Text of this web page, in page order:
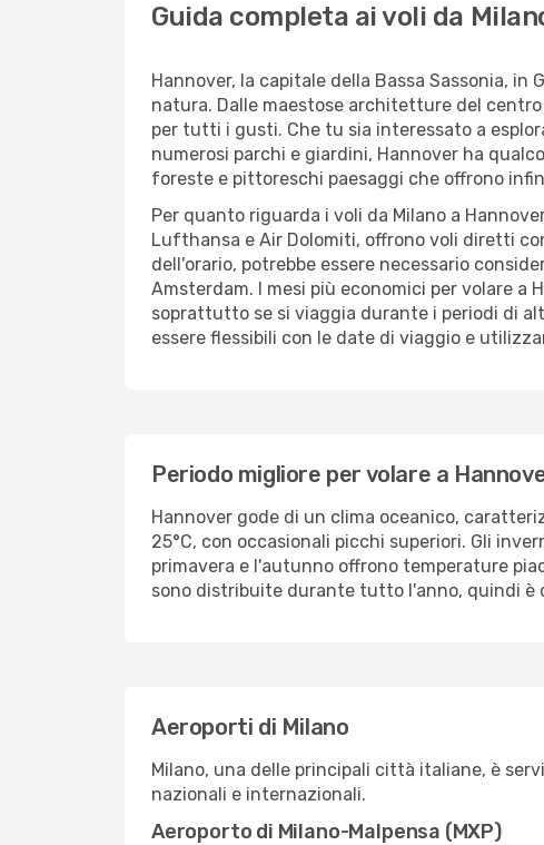
Guida completa ai voli da
Hannover, la capitale della Bassa Sassonia,
natura. Dalle maestose architetture del
per tutti i gusti. Che tu sia interessato a
numerosi parchi e giardini, Hannover ha
foreste e pittoreschi paesaggi che offrono
Per quanto riguarda i voli da Milano a
Lufthansa e Air Dolomiti, offrono voli diretti
dell'orario, potrebbe essere necessario
Amsterdam. I mesi più economici per volare a
soprattutto se si viaggia durante i periodi di
essere flessibili con le date di viaggio e
Periodo migliore per volare a
Hannover gode di un clima oceanico,
25°C, con occasionali picchi superiori. Gli
primavera e l'autunno offrono temperature
sono distribuite durante tutto l'anno, quindi è
Aeroporti di Milano
Milano, una delle principali città italiane, è
nazionali e internazionali.
Aeroporto di Milano-Malpensa (MXP)